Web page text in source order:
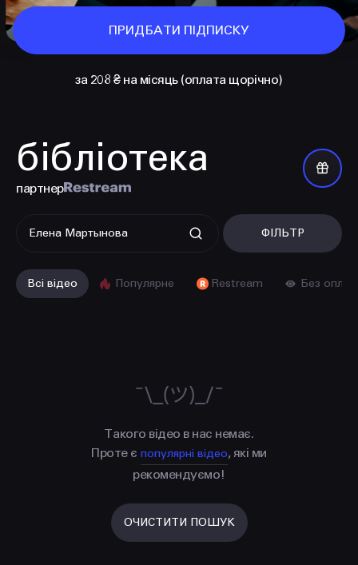
КОНТАКТИ
+38 097 015 92 72
+38 099 236 68 38
hello@prjctr.com
ПРИДБАТИ ПІДПИСКУ
за 208 ₴ на місяць (оплата щорічно)
бібліотека
партнер
ФІЛЬТР
Всі відео Популярне Restream Без
Такого відео в нас немає.
Проте є популярні відео, які ми
рекомендуємо!
ОЧИСТИТИ ПОШУК